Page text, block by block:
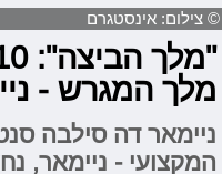
© צילום: אינסטגרם
מלך המגרש -
ניימאר דה סילבה
המקצועי - ניימאר,